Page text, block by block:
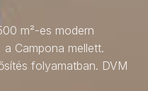
m²-es modern
Campona mellett.
folyamatban. DVM